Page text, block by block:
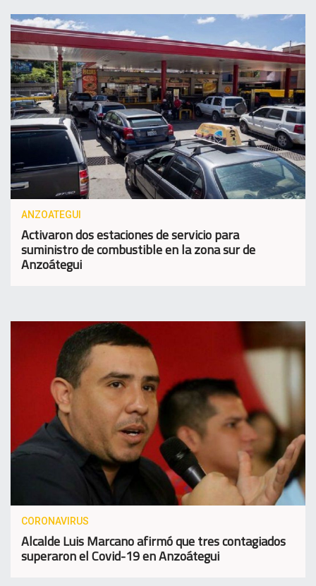
ANZOATEGUI
Activaron dos estaciones de servicio para
suministro de combustible en la zona sur de
Anzoátegui
CORONAVIRUS
Alcalde Luis Marcano afirmó que tres contagiados
superaron el Covid-19 en Anzoátegui